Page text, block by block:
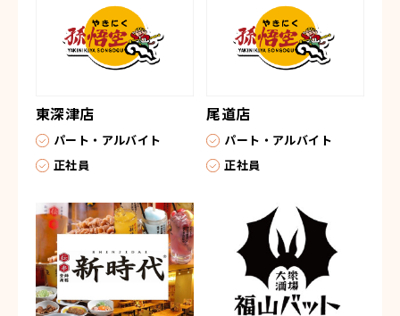
東深津店
パート・アルバイト
正社員
尾道店
パート・アルバイト
正社員